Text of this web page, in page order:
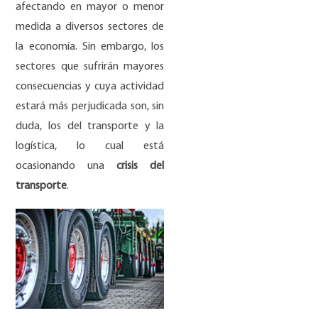
afectando en mayor o menor
medida a diversos sectores de
la economía. Sin embargo, los
sectores que sufrirán mayores
consecuencias y cuya actividad
estará más perjudicada son, sin
duda, los del transporte y la
logística, lo cual está
ocasionando unacrisis del
transporte.